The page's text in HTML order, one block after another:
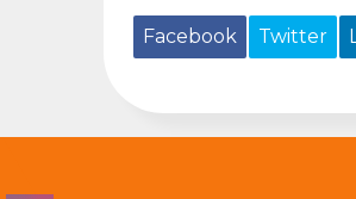
Facebook Twitter